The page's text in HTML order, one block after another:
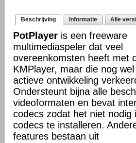
Beschrijving Informatie Alle
PotPlayer is een freeware
multimediaspeler dat veel
overeenkomsten heeft met
KMPlayer, maar die nog wel
actieve ontwikkeling
Ondersteunt bijna alle
videoformaten en bevat
codecs zodat het niet nodig
codecs te installeren.
features bestaan uit